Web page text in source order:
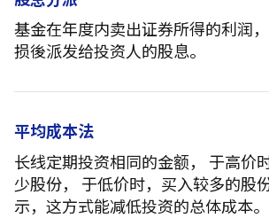
基金在年度内卖出证券所得的利润
损後派发给投资人的股息。
平均成本法
长线定期投资相同的金额， 于高价
少股份， 于低价时，买入较多的股
示，这方式能减低投资的总体成本。